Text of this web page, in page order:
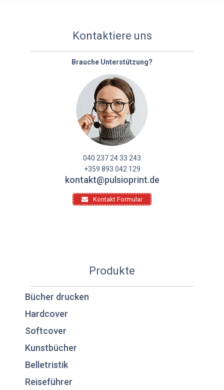
Kontaktiere uns
Brauche Unterstützung?
040 237 24 33 243
+359 893 042 129
kontakt@pulsioprint.de
Kontakt Formular
Produkte
Bücher drucken
Hardcover
Softcover
Kunstbücher
Belletristik
Reiseführer